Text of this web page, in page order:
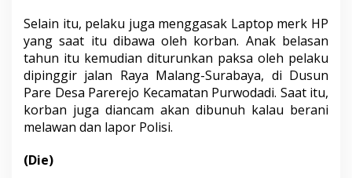
Selain itu, pelaku juga menggasak Laptop merk HP
yang saat itu dibawa oleh korban. Anak belasan
tahun itu kemudian diturunkan paksa oleh pelaku
dipinggir jalan Raya Malang-Surabaya, di Dusun
Pare Desa Parerejo Kecamatan Purwodadi. Saat itu,
korban juga diancam akan dibunuh kalau berani
melawan dan lapor Polisi.
(Die)